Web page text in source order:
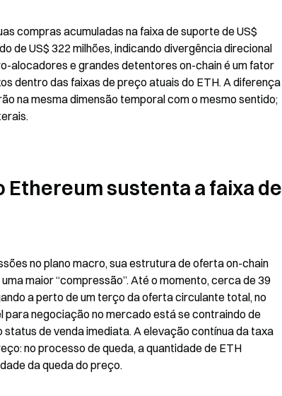
compras acumuladas na faixa de suporte de US$
de US$ 322 milhões, indicando divergência direcional
alocadores e grandes detentores on-chain é um fator
dentro das faixas de preço atuais do ETH. A diferença
na mesma dimensão temporal com o mesmo sentido;
sustenta a faixa de
no plano macro, sua estrutura de oferta on-chain
maior “compressão”. Até o momento, cerca de 39
a perto de um terço da oferta circulante total, no
para negociação no mercado está se contraindo de
de venda imediata. A elevação contínua da taxa
no processo de queda, a quantidade de ETH
da queda do preço.